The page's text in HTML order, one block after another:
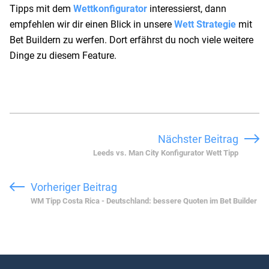
Tipps mit dem Wettkonfigurator interessierst, dann
empfehlen wir dir einen Blick in unsere Wett Strategie mit
Bet Buildern zu werfen. Dort erfährst du noch viele weitere
Dinge zu diesem Feature.
Nächster Beitrag
Leeds vs. Man City Konfigurator Wett Tipp
Vorheriger Beitrag
WM Tipp Costa Rica - Deutschland: bessere Quoten im Bet Builder